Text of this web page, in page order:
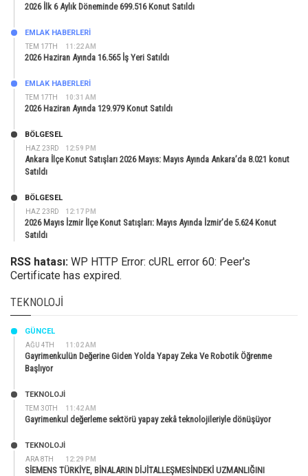
2026 İlk 6 Aylık Döneminde 699.516 Konut Satıldı
TEM 17TH 11:22 AM
EMLAK HABERLERI
2026 Haziran Ayında 16.565 İş Yeri Satıldı
TEM 17TH 10:31 AM
EMLAK HABERLERI
2026 Haziran Ayında 129.979 Konut Satıldı
HAZ 23RD 12:59 PM
BÖLGESEL
Ankara İlçe Konut Satışları 2026 Mayıs: Mayıs Ayında Ankara’da 8.021 konut
Satıldı
HAZ 23RD 12:17 PM
BÖLGESEL
2026 Mayıs İzmir İlçe Konut Satışları: Mayıs Ayında İzmir’de 5.624 Konut
Satıldı
RSS hatası: WP HTTP Error: cURL error 60: Peer's
Certificate has expired.
TEKNOLOJI
AĞU 4TH 11:02 AM
GÜNCEL
Gayrimenkulün Değerine Giden Yolda Yapay Zeka Ve Robotik Öğrenme
Başlıyor
TEM 30TH 11:42 AM
TEKNOLOJİ
Gayrimenkul değerleme sektörü yapay zekâ teknolojileriyle dönüşüyor
ARA 8TH 12:29 PM
TEKNOLOJİ
SİEMENS TÜRKİYE, BİNALARIN DİJİTALLEŞMESİNDEKİ UZMANLIĞINI